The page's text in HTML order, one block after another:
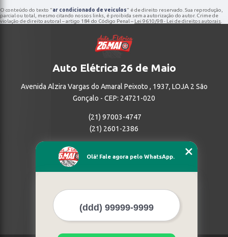
O conteúdo do texto "ar condicionado de veiculos" é de direito reservado. Sua reprodução,
parcial ou total, mesmo citando nossos links, é proibida sem a autorização do autor. Crime de
violação de direito autoral – artigo 184 do Código Penal – Lei 9610/98 - Lei de direitos autorais
Auto Elétrica 26 de Maio
Avenida Alzira Vargas do Amaral Peixoto , 1937, LOJA 2 São
Gonçalo - CEP: 24721-020
(21) 97003-4747
(21) 2601-2386
Empresa
Missão
Mapa do site
Olá! Fale agora pelo WhatsApp.